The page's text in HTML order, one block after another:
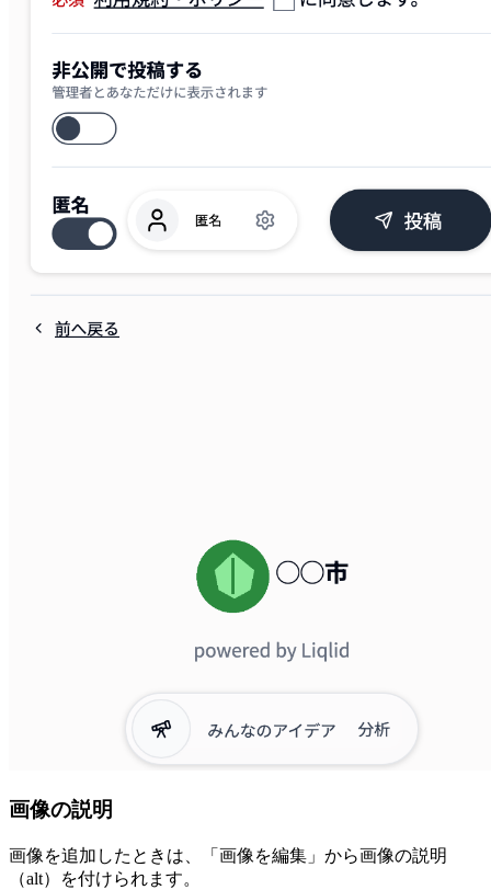
画像の説明
画像を追加したときは、「画像を編集」から画像の説明
（alt）を付けられます。